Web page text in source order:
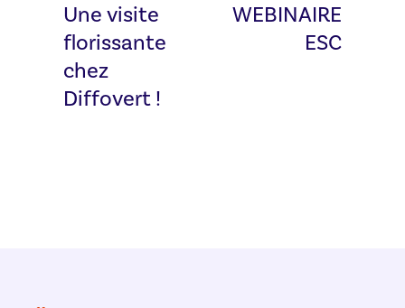
Une visite
florissante
chez
Diffovert !
WEBINAIRE
ESC